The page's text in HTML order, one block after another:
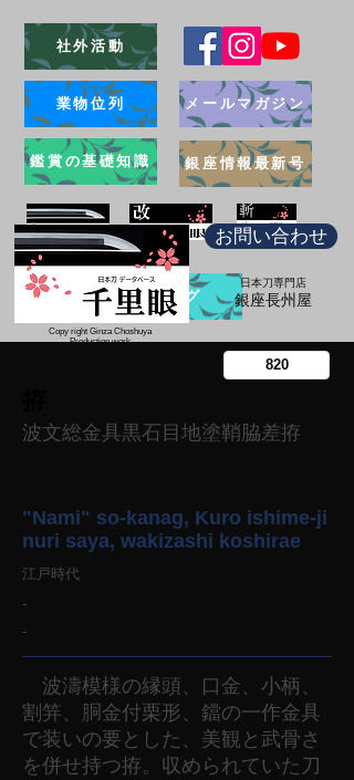
社外活動
業物位列
鑑賞の基礎知識
メールマガジン
銀座情報最新号
ブログ
お問い合わせ
日本刀専門店
​銀座長州屋
Copy right Ginza Choshuya
Production work
波文総金具黒石目地塗鞘脇差拵
"Nami" so-kanag, Kuro ishime-ji
nuri saya, wakizashi koshirae
江戸時代
-
-
波濤模様の縁頭、口金、小柄、
割笄、胴金付栗形、鐺の一作金具
で装いの要とした、美観と武骨さ
を併せ持つ拵。収められていた刀